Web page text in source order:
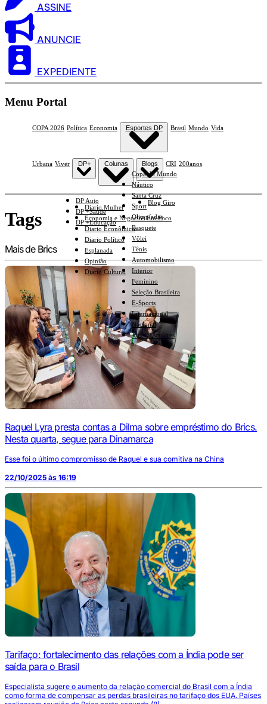
ASSINE
ANUNCIE
EXPEDIENTE
Menu Portal
COPA 2026 Política Economia Esportes DP
Copa do Mundo
Náutico
Santa Cruz
Sport
Olimpíadas
Basquete
Vôlei
Tênis
Automobilismo
Interior
Feminino
Seleção Brasileira
E-Sports
Internacional
Nacional
Jogos Escolares
Brasil Mundo Vida
Urbana Viver DP+
DP Auto
DP +Saúde
DP +Educação
Colunas
Diario Mulher
Economia e Negócios Em Foco
Diario Econômico
Diario Político
Esplanada
Opinião
Diario Cultural
Blogs
Blog Giro
CRI 200anos
Tags
Mais de Brics
Raquel Lyra presta contas a Dilma sobre empréstimo do Brics.
Nesta quarta, segue para Dinamarca
Esse foi o último compromisso de Raquel e sua comitiva na China
22/10/2025 às 16:19
Tarifaço: fortalecimento das relações com a Índia pode ser
saída para o Brasil
Especialista sugere o aumento da relação comercial do Brasil com a Índia
como forma de compensar as perdas brasileiras no tarifaço dos EUA. Países